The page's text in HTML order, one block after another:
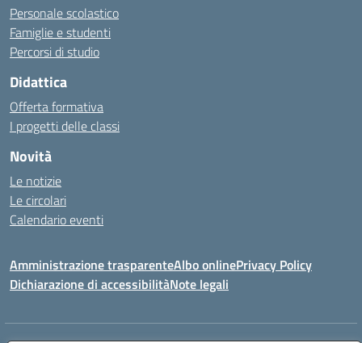
Personale scolastico
Famiglie e studenti
Percorsi di studio
Didattica
Offerta formativa
I progetti delle classi
Novità
Le notizie
Le circolari
Calendario eventi
Amministrazione trasparenteAlbo onlinePrivacy Policy
Dichiarazione di accessibilitàNote legali